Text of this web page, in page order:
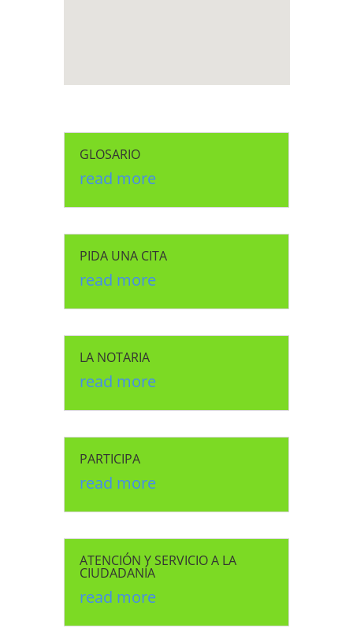
GLOSARIO
read more
PIDA UNA CITA
read more
LA NOTARIA
read more
PARTICIPA
read more
ATENCIÓN Y SERVICIO A LA
CIUDADANÍA
read more